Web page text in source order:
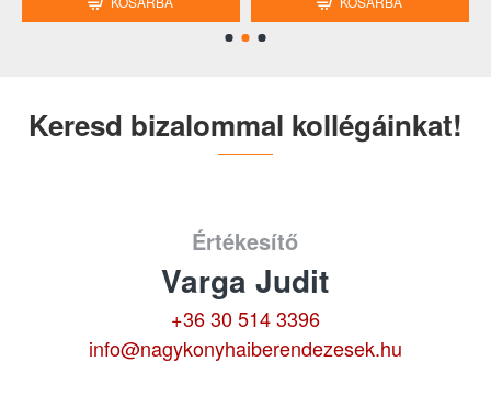
Keresd bizalommal kollégáinkat!
Értékesítő
Varga Judit
+36 30 514 3396
info@nagykonyhaiberendezesek.hu